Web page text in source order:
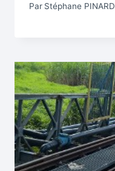
Par Stéphane PINARD